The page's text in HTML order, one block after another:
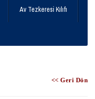
Av Tezkeresi Kılıfı
<< Geri Dön